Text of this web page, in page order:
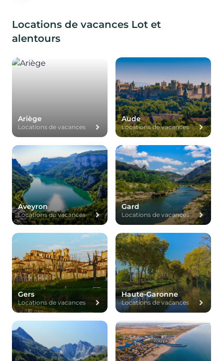
Locations de vacances Lot et
alentours
Ariège
Locations de vacances
Aude
Locations de vacances
Aveyron
Locations de vacances
Gard
Locations de vacances
Gers
Locations de vacances
Haute-Garonne
Locations de vacances